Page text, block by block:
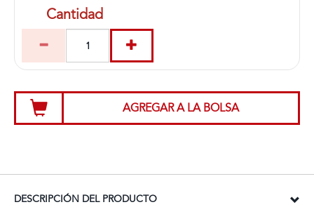
Cantidad
AGREGAR A LA BOLSA
DESCRIPCIÓN DEL PRODUCTO